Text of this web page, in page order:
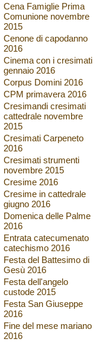
Cena Famiglie Prima
Comunione novembre
2015
Cenone di capodanno
2016
Cinema con i cresimati
gennaio 2016
Corpus Domini 2016
CPM primavera 2016
Cresimandi cresimati
cattedrale novembre
2015
Cresimati Carpeneto
2016
Cresimati strumenti
novembre 2015
Cresime 2016
Cresime in cattedrale
giugno 2016
Domenica delle Palme
2016
Entrata catecumenato
catechismo 2016
Festa del Battesimo di
Gesù 2016
Festa dell'angelo
custode 2015
Festa San Giuseppe
2016
Fine del mese mariano
2016